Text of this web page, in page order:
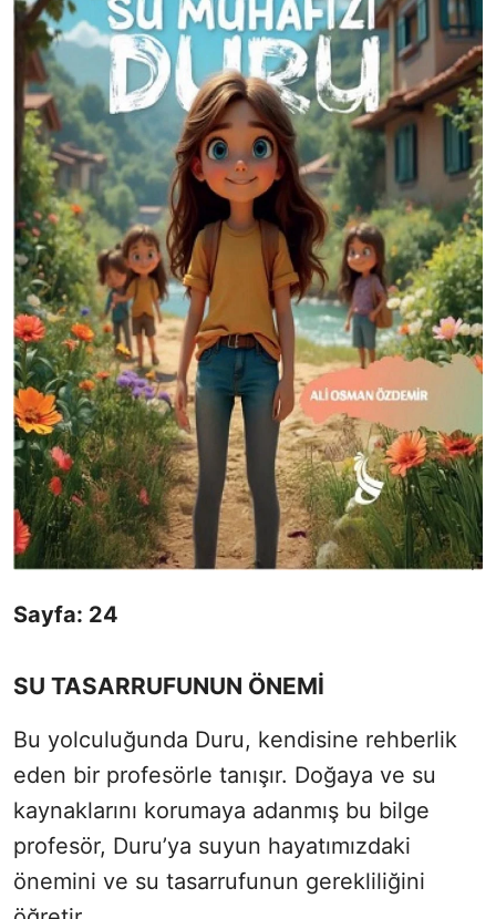
Sayfa: 24
SU TASARRUFUNUN ÖNEMİ
Bu yolculuğunda Duru, kendisine rehberlik
eden bir profesörle tanışır. Doğaya ve su
kaynaklarını korumaya adanmış bu bilge
profesör, Duru’ya suyun hayatımızdaki
önemini ve su tasarrufunun gerekliliğini